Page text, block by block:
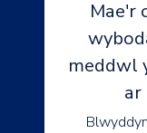
Mae'r
meddwl
ar